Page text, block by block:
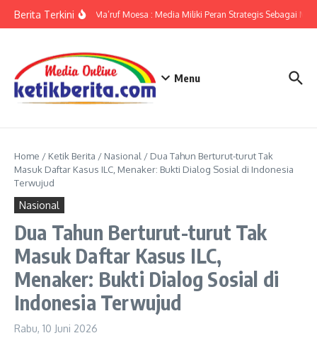
Berita TerkiniAmeriza Ma’ruf Moesa : Media Miliki Peran Strategis Sebagai
Menu
Home / Ketik Berita / Nasional / Dua Tahun Berturut-turut Tak
Masuk Daftar Kasus ILC, Menaker: Bukti Dialog Sosial di Indonesia
Terwujud
Nasional
Dua Tahun Berturut-turut Tak
Masuk Daftar Kasus ILC,
Menaker: Bukti Dialog Sosial di
Indonesia Terwujud
Rabu, 10 Juni 2026